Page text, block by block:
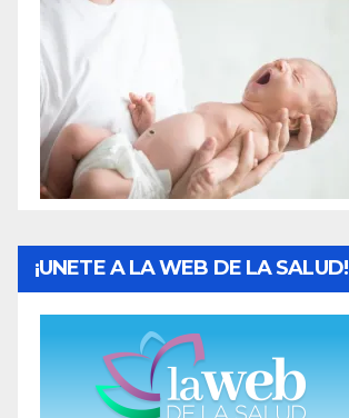
s
¡UNETE A LA WEB DE LA SALUD!